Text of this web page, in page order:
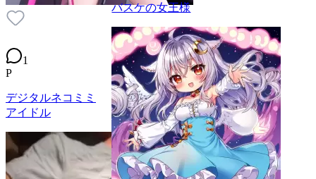
1
P
デジタルネコミミ
アイドル
バスケの女王様